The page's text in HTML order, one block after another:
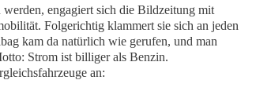
engagiert sich die Bildzeitung mit
Folgerichtig klammert sie sich an jeden
kam da natürlich wie gerufen, und man
Strom ist billiger als Benzin.
an: